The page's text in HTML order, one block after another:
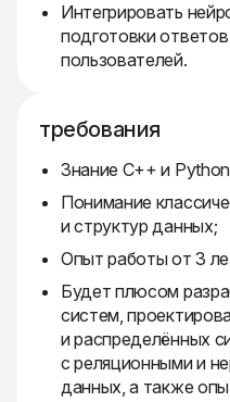
Интегрировать
подготовки
пользователей.
требования
Знание C++ и
Понимание
и структур данных;
Опыт работы от 3
Будет плюсом
систем,
и распределённых
с реляционными и
данных, а также